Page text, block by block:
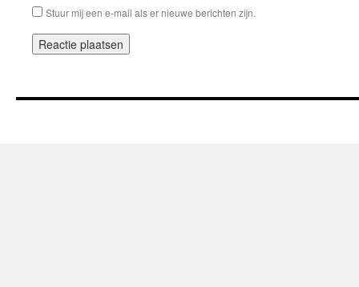
Stuur mij een e-mail als er nieuwe berichten zijn.